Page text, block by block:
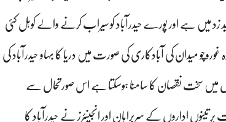
زد میں ہے اور پورے حیدرآباد کو سیراب کرنے والے کوہل کئی
میدان کی آبادکاری کی صورت میں دریا کا بہاو حیدرآباد کی
میں سخت نقصان کا سامنا ہوسکتا ہے اس صورتحال سے
اداروں کے سربراہان اور انجینئرز نے حیدرآباد کا